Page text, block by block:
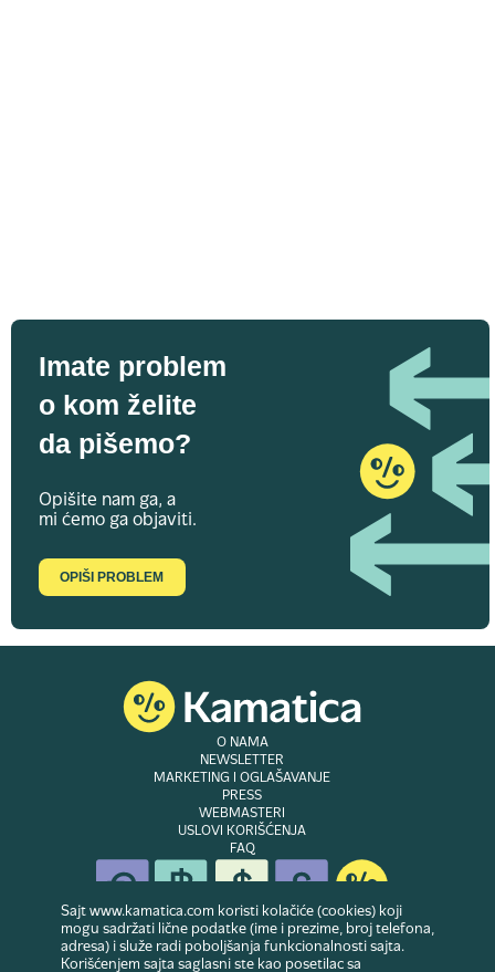
Imate problem
o kom želite
da pišemo?
Opišite nam ga, a
mi ćemo ga objaviti.
OPIŠI PROBLEM
O NAMA
NEWSLETTER
MARKETING I OGLAŠAVANJE
PRESS
WEBMASTERI
USLOVI KORIŠĆENJA
FAQ
© Copyright 2007-2026. Website developed & owned byDubes doo
zadržana
Sajt www.kamatica.com koristi kolačiće (cookies) koji
mogu sadržati lične podatke (ime i prezime, broj telefona,
adresa) i služe radi poboljšanja funkcionalnosti sajta.
Korišćenjem sajta saglasni ste kao posetilac sa